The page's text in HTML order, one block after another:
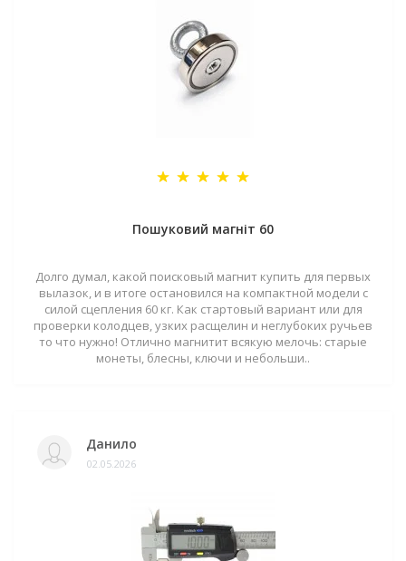
Пошуковий магніт 60
Долго думал, какой поисковый магнит купить для первых
вылазок, и в итоге остановился на компактной модели с
силой сцепления 60 кг. Как стартовый вариант или для
проверки колодцев, узких расщелин и неглубоких ручьев
то что нужно! Отлично магнитит всякую мелочь: старые
монеты, блесны, ключи и небольши..
Данило
02.05.2026